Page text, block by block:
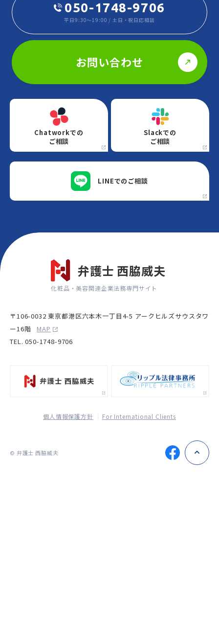
050-1748-9706
平日9:30～19:00 / 土日・祝日応相談
お問い合わせ
Chatworkでの
ご相談
Slackでの
ご相談
LINEでの ご相談
弁護士 西脇威夫
化粧品・美容関連企業法務専門サイト
〒106-0032 東京都港区六本木一丁目4-5 アークヒルズサウスタワ
ー16階
MAP
TEL. 050-1748-9706
個人情報保護方針 For International Clients
© 弁護士 西脇威夫